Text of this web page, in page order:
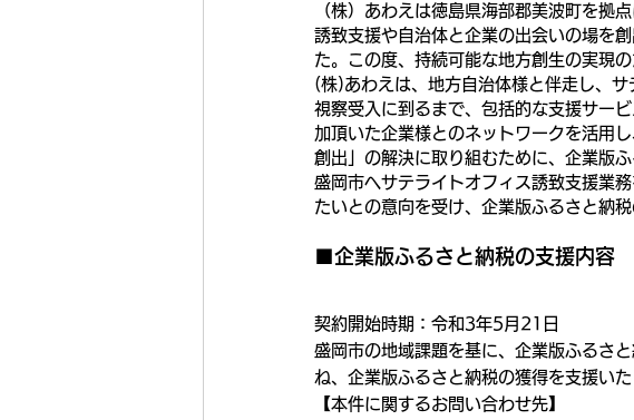
（株）あわえは徳島県海部郡美波町を拠
誘致支援や自治体と企業の出会いの場を
た。この度、持続可能な地方創生の実現
(株)あわえは、地方自治体様と伴走し、
視察受入に到るまで、包括的な支援サー
加頂いた企業様とのネットワークを活用
創出」の解決に取り組むために、企業版
盛岡市へサテライトオフィス誘致支援業
たいとの意向を受け、企業版ふるさと納
■企業版ふるさと納税の支援内容
契約開始時期：令和3年5月21日
盛岡市の地域課題を基に、企業版ふるさ
ね、企業版ふるさと納税の獲得を支援いた
【本件に関するお問い合わせ先】